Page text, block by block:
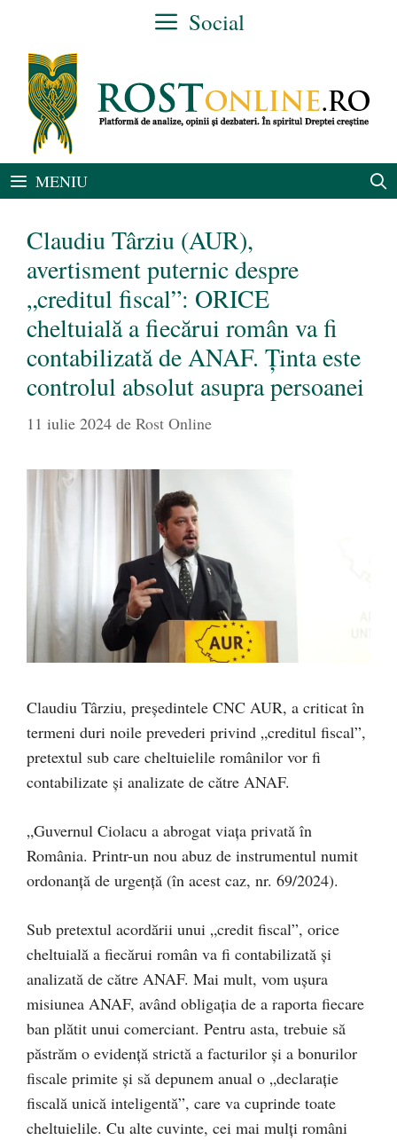
conținut
Social
MENIU
Claudiu Târziu (AUR),
avertisment puternic despre
„creditul fiscal”: ORICE
cheltuială a fiecărui român va fi
contabilizată de ANAF. Ținta este
controlul absolut asupra persoanei
11 iulie 2024 de Rost Online
Claudiu Târziu, președintele CNC AUR, a criticat în
termeni duri noile prevederi privind „creditul fiscal”,
pretextul sub care cheltuielile românilor vor fi
contabilizate și analizate de către ANAF.
„Guvernul Ciolacu a abrogat viața privată în
România. Printr-un nou abuz de instrumentul numit
ordonanță de urgență (în acest caz, nr. 69/2024).
Sub pretextul acordării unui „credit fiscal”, orice
cheltuială a fiecărui român va fi contabilizată și
analizată de către ANAF. Mai mult, vom ușura
misiunea ANAF, având obligația de a raporta fiecare
ban plătit unui comerciant. Pentru asta, trebuie să
păstrăm o evidență strictă a facturilor și a bonurilor
fiscale primite și să depunem anual o „declarație
fiscală unică inteligentă”, care va cuprinde toate
cheltuielile. Cu alte cuvinte, cei mai mulți români